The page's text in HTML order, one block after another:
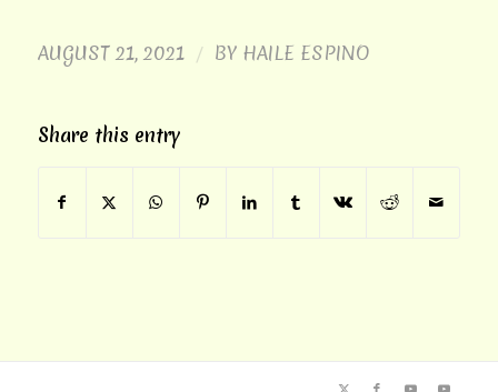
AUGUST 21, 2021 / BY HAILE ESPINO
Share this entry